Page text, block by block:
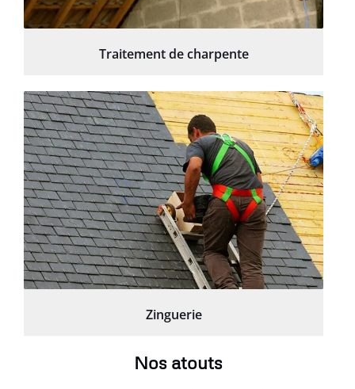
Traitement de charpente
Zinguerie
Nos atouts